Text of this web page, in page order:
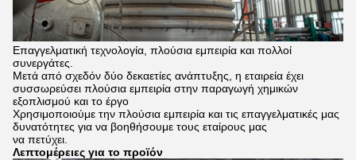
Επαγγελματική τεχνολογία, πλούσια εμπειρία και πολλοί
συνεργάτες.
Μετά από σχεδόν δύο δεκαετίες ανάπτυξης, η εταιρεία έχει
συσσωρεύσει πλούσια εμπειρία στην παραγωγή χημικών
εξοπλισμού και το έργο
Χρησιμοποιούμε την πλούσια εμπειρία και τις επαγγελματικές μας
δυνατότητες για να βοηθήσουμε τους εταίρους μας
να πετύχει.
Λεπτομέρειες για το προϊόν